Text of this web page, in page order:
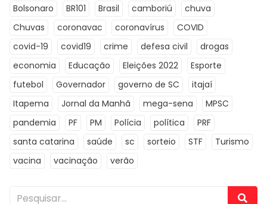
Bolsonaro
BR101 Brasil camboriú
chuva
Chuvas
coronavac coronavírus
COVID
covid-19
covid19 crime defesa civil
drogas
economia
Educação Eleições 2022
Esporte
futebol
Governador governo de SC
itajaí
Itapema
Jornal da Manhã mega-sena
MPSC
pandemia
PF PM Polícia política
PRF
santa catarina
saúde sc sorteio STF
Turismo
vacina
vacinação verão